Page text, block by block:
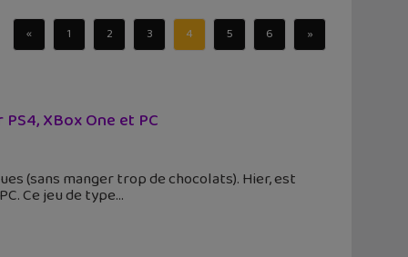
« 1 2 3 4 5 6 »
XBox One et PC
(sans manger trop de chocolats). Hier, est
Ce jeu de type